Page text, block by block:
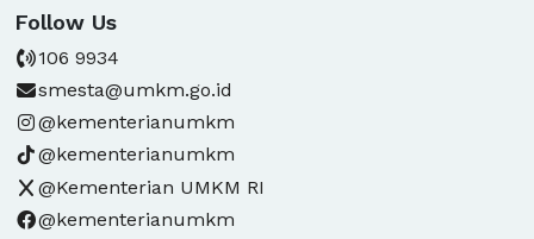
Follow Us
106 9934
smesta@umkm.go.id
@kementerianumkm
@kementerianumkm
@Kementerian UMKM RI
@kementerianumkm